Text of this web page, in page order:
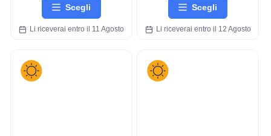
Scegli
Li riceverai entro il 11 Agosto
Scegli
Li riceverai entro il 12 Agosto